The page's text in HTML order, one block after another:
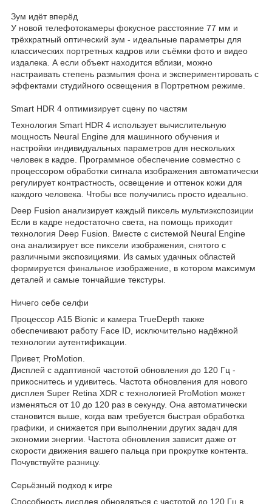
Зум идёт вперёд
У новой телефотокамеры фокусное расстояние 77 мм и
трёхкратный оптический зум - идеальные параметры для
классических портретных кадров или съёмки фото и видео
издалека. А если объект находится вблизи, можно
настраивать степень размытия фона и экспериментировать с
эффектами студийного освещения в Портретном режиме.
Smart HDR 4 оптимизирует сцену по частям
Технология Smart HDR 4 использует вычислительную
мощность Neural Engine для машинного обучения и
настройки индивидуальных параметров для нескольких
человек в кадре. Программное обеспечение совместно с
процессором обработки сигнала изображения автоматически
регулирует контрастность, освещение и оттенок кожи для
каждого человека. Чтобы все получились просто идеально.
Deep Fusion анализирует каждый пиксель мультиэкспозиции
Если в кадре недостаточно света, на помощь приходит
технология Deep Fusion. Вместе с системой Neural Engine
она анализирует все пиксели изображения, снятого с
различными экспозициями. Из самых удачных областей
формируется финальное изображение, в котором максимум
деталей и самые тончайшие текстуры.
Ничего себе селфи
Процессор A15 Bionic и камера TrueDepth также
обеспечивают работу Face ID, исключительно надёжной
технологии аутентификации.
Привет, ProMotion.
Дисплей с адаптивной частотой обновления до 120 Гц -
прикоснитесь и удивитесь. Частота обновления для нового
дисплея Super Retina XDR с технологией ProMotion может
изменяться от 10 до 120 раз в секунду. Она автоматически
становится выше, когда вам требуется быстрая обработка
графики, и снижается при выполнении других задач для
экономии энергии. Частота обновления зависит даже от
скорости движения вашего пальца при прокрутке контента.
Почувствуйте разницу.
Серьёзный подход к игре
Способность дисплея обновляться с частотой до 120 Гц в